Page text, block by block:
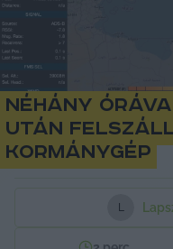
Néhány
után
kormánygép
L